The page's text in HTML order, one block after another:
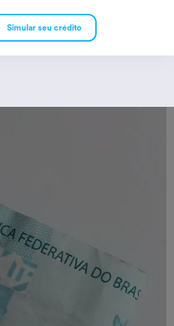
Simular seu crédito